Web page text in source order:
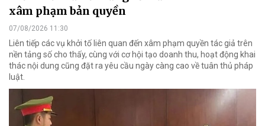
xâm phạm bản quyền
07/08/2026 11:30
Liên tiếp các vụ khởi tố liên quan đến xâm phạm quyền tác giả trên
nền tảng số cho thấy, cùng với cơ hội tạo doanh thu, hoạt động khai
thác nội dung cũng đặt ra yêu cầu ngày càng cao về tuân thủ pháp
luật.